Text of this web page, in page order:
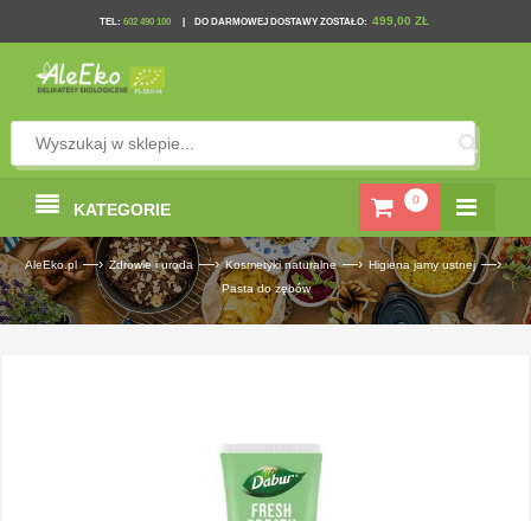
TEL: 602 490 100 DO DARMOWEJ DOSTAWY ZOSTAŁO: 499,00 ZŁ
0
KATEGORIE
AleEko.pl —› Zdrowie i uroda —› Kosmetyki naturalne —› Higiena jamy ustnej —›
Pasta do zębów